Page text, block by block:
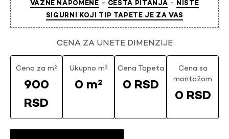
VAŽNE NAPOMENE - ČESTA PITANJA - NISTE
SIGURNI KOJI TIP TAPETE JE ZA VAS
CENA ZA UNETE DIMENZIJE
Cena za m²
900
RSD
Ukupno m²
0 m²
Cena Tapeta
0 RSD
Cena sa
montažom
0 RSD